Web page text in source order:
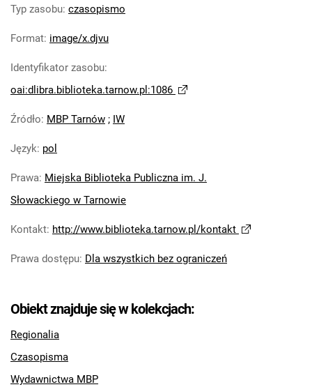
Typ zasobu: czasopismo
Format: image/x.djvu
Identyfikator zasobu:
oai:dlibra.biblioteka.tarnow.pl:1086
Źródło: MBP Tarnów ; IW
Język: pol
Prawa: Miejska Biblioteka Publiczna im. J.
Słowackiego w Tarnowie
Kontakt: http://www.biblioteka.tarnow.pl/kontakt
Prawa dostępu: Dla wszystkich bez ograniczeń
Obiekt znajduje się w kolekcjach:
Regionalia
Czasopisma
Wydawnictwa MBP